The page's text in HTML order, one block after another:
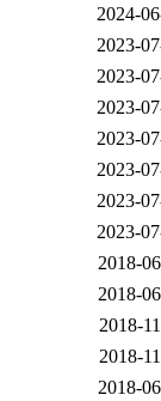
2024-
2023-
2023-
2023-
2023-
2023-
2023-
2023-
2018-
2018-
2018-
2018-
2018-